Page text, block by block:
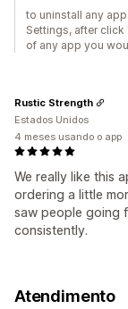
to uninstall any
Settings, after click
of any app you
We really like this
ordering a little
saw people going
consistently.
Rustic Strength
Estados Unidos
4 meses usando o app
Atendimento